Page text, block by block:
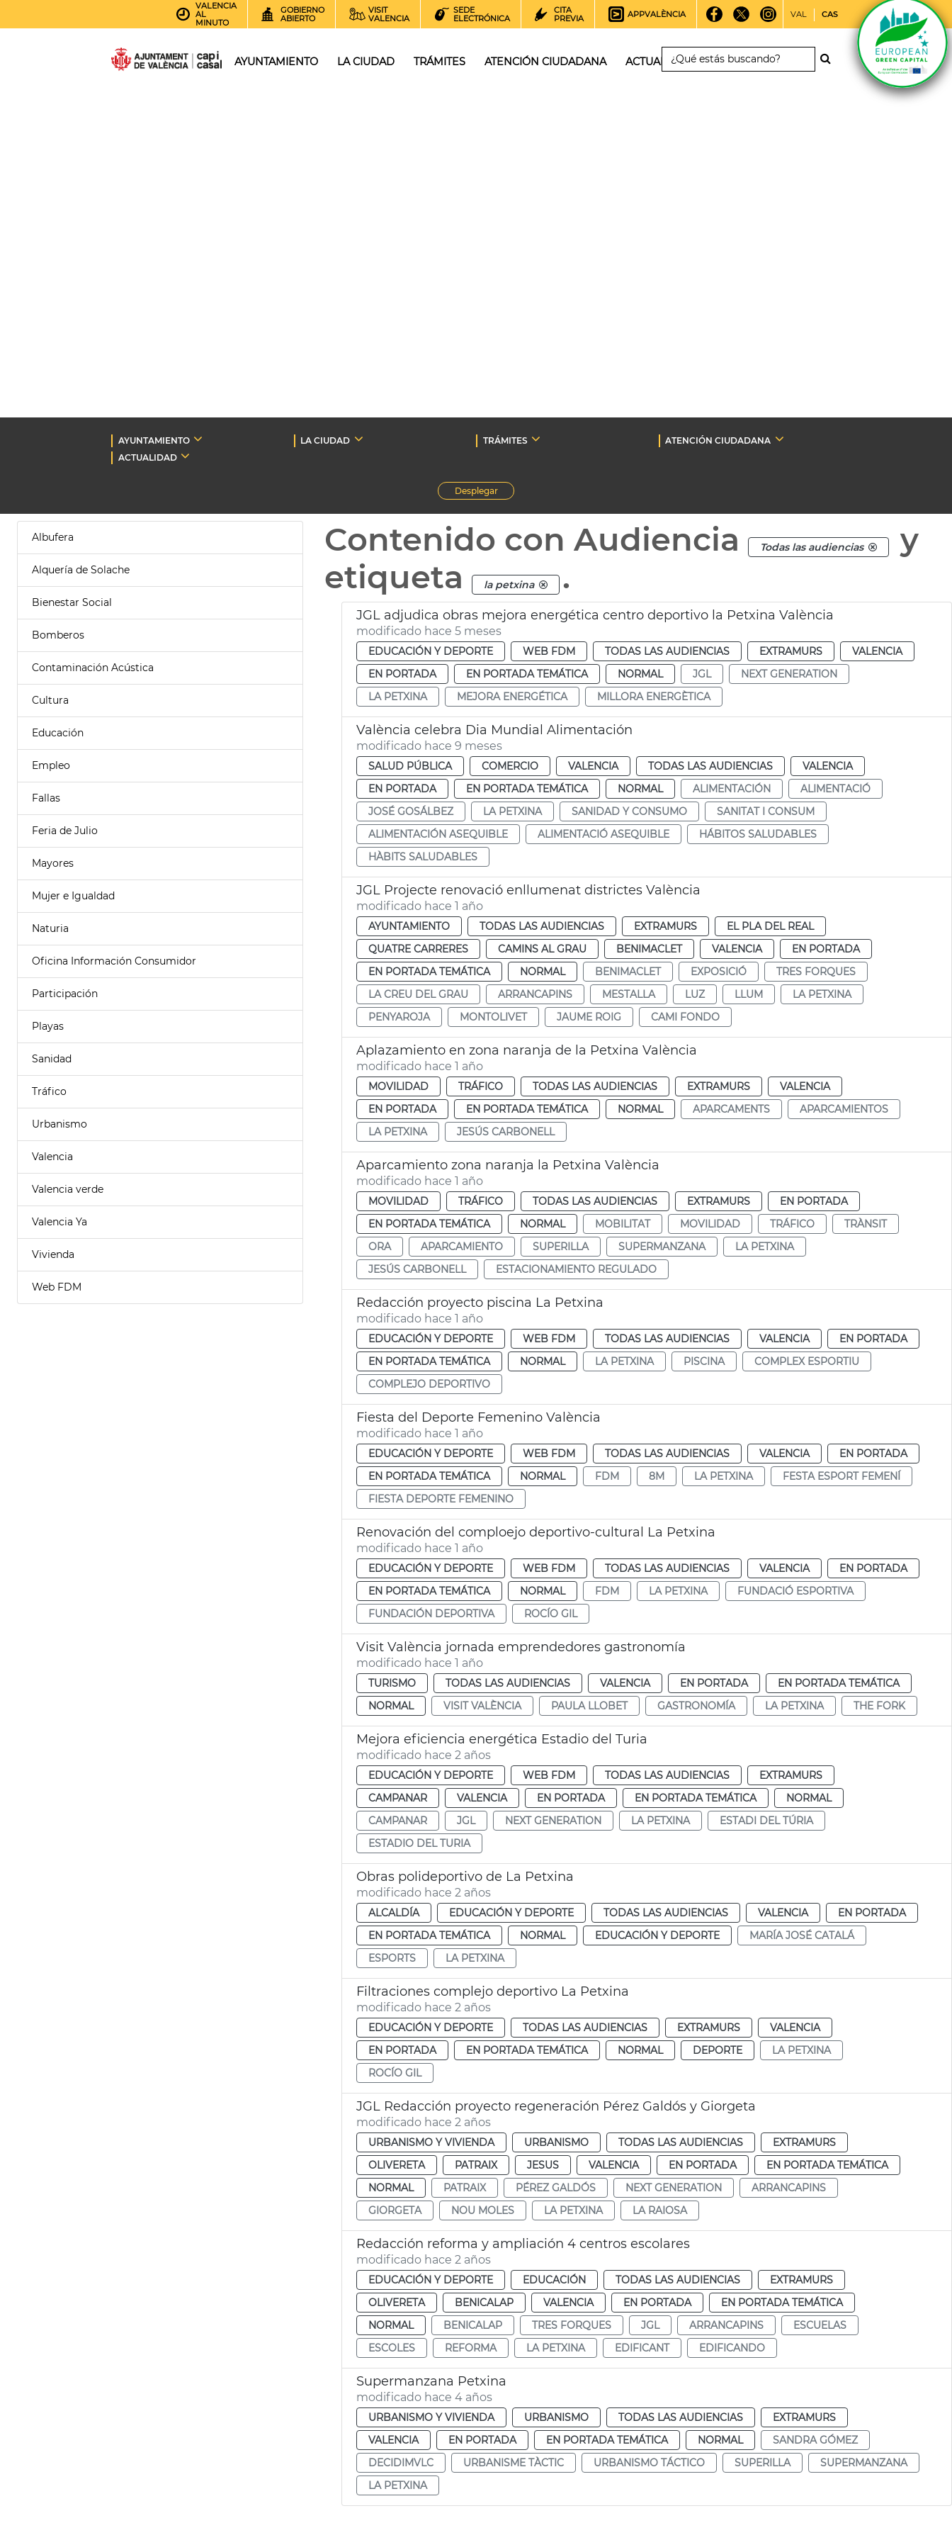
VALENCIA
AL
MINUTO
GOBIERNO
ABIERTO
VISIT
VALENCIA
SEDE
ELECTRÓNICA
CITA
PREVIA
APPVALÈNCIA VAL CAS
AYUNTAMIENTO LA CIUDAD TRÁMITES ATENCIÓN CIUDADANA ACTUALIDAD
AYUNTAMIENTO LA CIUDAD TRÁMITES
ATENCIÓN CIUDADANA
ACTUALIDAD
Desplegar
Albufera
Alquería de Solache
Bienestar Social
Bomberos
Contaminación Acústica
Cultura
Educación
Empleo
Fallas
Feria de Julio
Mayores
Mujer e Igualdad
Naturia
Oficina Información Consumidor
Participación
Playas
Sanidad
Tráfico
Urbanismo
Valencia
Valencia verde
Valencia Ya
Vivienda
Web FDM
Contenido con Audiencia Todas las audiencias
y
etiqueta
la petxina .
JGL adjudica obras mejora energética centro deportivo la Petxina València
modificado hace 5 meses
EDUCACIÓN Y DEPORTE WEB FDM TODAS LAS AUDIENCIAS EXTRAMURS
VALENCIA
EN PORTADA
EN PORTADA TEMÁTICA NORMAL JGL
NEXT GENERATION
LA PETXINA
MEJORA ENERGÉTICA MILLORA ENERGÈTICA
València celebra Dia Mundial Alimentación
modificado hace 9 meses
SALUD PÚBLICA COMERCIO VALENCIA TODAS LAS AUDIENCIAS
VALENCIA
EN PORTADA
EN PORTADA TEMÁTICA NORMAL ALIMENTACIÓN
ALIMENTACIÓ
JOSÉ GOSÁLBEZ
LA PETXINA SANIDAD Y CONSUMO
SANITAT I CONSUM
ALIMENTACIÓN ASEQUIBLE
ALIMENTACIÓ ASEQUIBLE
HÁBITOS SALUDABLES
HÀBITS SALUDABLES
JGL Projecte renovació enllumenat districtes València
modificado hace 1 año
AYUNTAMIENTO TODAS LAS AUDIENCIAS EXTRAMURS
EL PLA DEL REAL
QUATRE CARRERES
CAMINS AL GRAU BENIMACLET VALENCIA
EN PORTADA
EN PORTADA TEMÁTICA
NORMAL BENIMACLET EXPOSICIÓ
TRES FORQUES
LA CREU DEL GRAU
ARRANCAPINS MESTALLA LUZ LLUM
LA PETXINA
PENYAROJA
MONTOLIVET JAUME ROIG CAMI FONDO
Aplazamiento en zona naranja de la Petxina València
modificado hace 1 año
MOVILIDAD TRÁFICO TODAS LAS AUDIENCIAS EXTRAMURS
VALENCIA
EN PORTADA
EN PORTADA TEMÁTICA NORMAL APARCAMENTS
APARCAMIENTOS
LA PETXINA
JESÚS CARBONELL
Aparcamiento zona naranja la Petxina València
modificado hace 1 año
MOVILIDAD TRÁFICO TODAS LAS AUDIENCIAS EXTRAMURS
EN PORTADA
EN PORTADA TEMÁTICA
NORMAL MOBILITAT MOVILIDAD TRÁFICO
TRÀNSIT
ORA
APARCAMIENTO SUPERILLA SUPERMANZANA
LA PETXINA
JESÚS CARBONELL
ESTACIONAMIENTO REGULADO
Redacción proyecto piscina La Petxina
modificado hace 1 año
EDUCACIÓN Y DEPORTE WEB FDM TODAS LAS AUDIENCIAS VALENCIA
EN PORTADA
EN PORTADA TEMÁTICA
NORMAL LA PETXINA PISCINA
COMPLEX ESPORTIU
COMPLEJO DEPORTIVO
Fiesta del Deporte Femenino València
modificado hace 1 año
EDUCACIÓN Y DEPORTE WEB FDM TODAS LAS AUDIENCIAS VALENCIA
EN PORTADA
EN PORTADA TEMÁTICA
NORMAL FDM 8M LA PETXINA
FESTA ESPORT FEMENÍ
FIESTA DEPORTE FEMENINO
Renovación del comploejo deportivo-cultural La Petxina
modificado hace 1 año
EDUCACIÓN Y DEPORTE WEB FDM TODAS LAS AUDIENCIAS VALENCIA
EN PORTADA
EN PORTADA TEMÁTICA
NORMAL FDM LA PETXINA
FUNDACIÓ ESPORTIVA
FUNDACIÓN DEPORTIVA
ROCÍO GIL
Visit València jornada emprendedores gastronomía
modificado hace 1 año
TURISMO TODAS LAS AUDIENCIAS VALENCIA EN PORTADA
EN PORTADA TEMÁTICA
NORMAL
VISIT VALÈNCIA PAULA LLOBET GASTRONOMÍA LA PETXINA THE FORK
Mejora eficiencia energética Estadio del Turia
modificado hace 2 años
EDUCACIÓN Y DEPORTE WEB FDM TODAS LAS AUDIENCIAS
EXTRAMURS
CAMPANAR
VALENCIA EN PORTADA EN PORTADA TEMÁTICA
NORMAL
CAMPANAR
JGL NEXT GENERATION LA PETXINA
ESTADI DEL TÚRIA
ESTADIO DEL TURIA
Obras polideportivo de La Petxina
modificado hace 2 años
ALCALDÍA EDUCACIÓN Y DEPORTE TODAS LAS AUDIENCIAS VALENCIA
EN PORTADA
EN PORTADA TEMÁTICA
NORMAL EDUCACIÓN Y DEPORTE
MARÍA JOSÉ CATALÁ
ESPORTS
LA PETXINA
Filtraciones complejo deportivo La Petxina
modificado hace 2 años
EDUCACIÓN Y DEPORTE TODAS LAS AUDIENCIAS EXTRAMURS
VALENCIA
EN PORTADA
EN PORTADA TEMÁTICA NORMAL DEPORTE
LA PETXINA
ROCÍO GIL
JGL Redacción proyecto regeneración Pérez Galdós y Giorgeta
modificado hace 2 años
URBANISMO Y VIVIENDA URBANISMO TODAS LAS AUDIENCIAS
EXTRAMURS
OLIVERETA
PATRAIX JESUS VALENCIA EN PORTADA
EN PORTADA TEMÁTICA
NORMAL
PATRAIX PÉREZ GALDÓS NEXT GENERATION
ARRANCAPINS
GIORGETA
NOU MOLES LA PETXINA LA RAIOSA
Redacción reforma y ampliación 4 centros escolares
modificado hace 2 años
EDUCACIÓN Y DEPORTE EDUCACIÓN TODAS LAS AUDIENCIAS
EXTRAMURS
OLIVERETA
BENICALAP VALENCIA EN PORTADA
EN PORTADA TEMÁTICA
NORMAL
BENICALAP TRES FORQUES JGL ARRANCAPINS
ESCUELAS
ESCOLES
REFORMA LA PETXINA EDIFICANT EDIFICANDO
Supermanzana Petxina
modificado hace 4 años
URBANISMO Y VIVIENDA URBANISMO TODAS LAS AUDIENCIAS
EXTRAMURS
VALENCIA
EN PORTADA EN PORTADA TEMÁTICA NORMAL
SANDRA GÓMEZ
DECIDIMVLC
URBANISME TÀCTIC URBANISMO TÁCTICO SUPERILLA
SUPERMANZANA
LA PETXINA